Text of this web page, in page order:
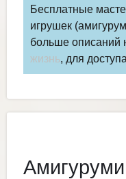
Бесплатные
игрушек
больше
жизнь, для